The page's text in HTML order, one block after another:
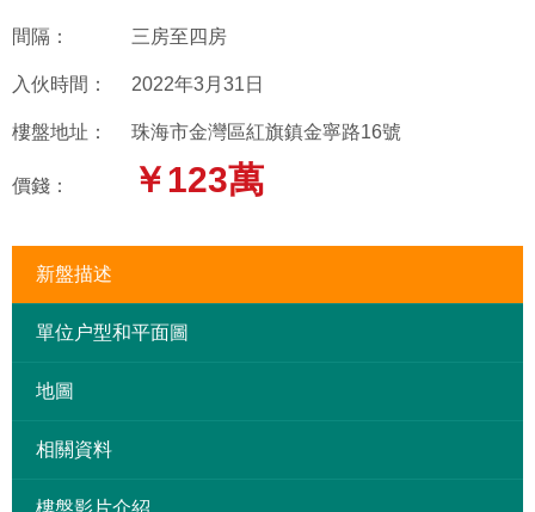
間隔： 三房至四房
入伙時間： 2022年3月31日
樓盤地址： 珠海市金灣區紅旗鎮金寧路16號
價錢： ￥123萬
新盤描述
單位户型和平面圖
地圖
相關資料
樓盤影片介紹